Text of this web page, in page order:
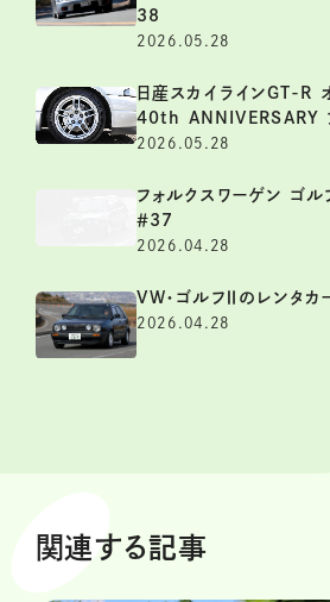
38
2026.05.28
日産スカイラインGT-R
40th ANNIVERSARY フ
2026.05.28
フォルクスワーゲン ゴル
＃37
2026.04.28
VW・ゴルフⅡのレンタ
2026.04.28
関連する記事